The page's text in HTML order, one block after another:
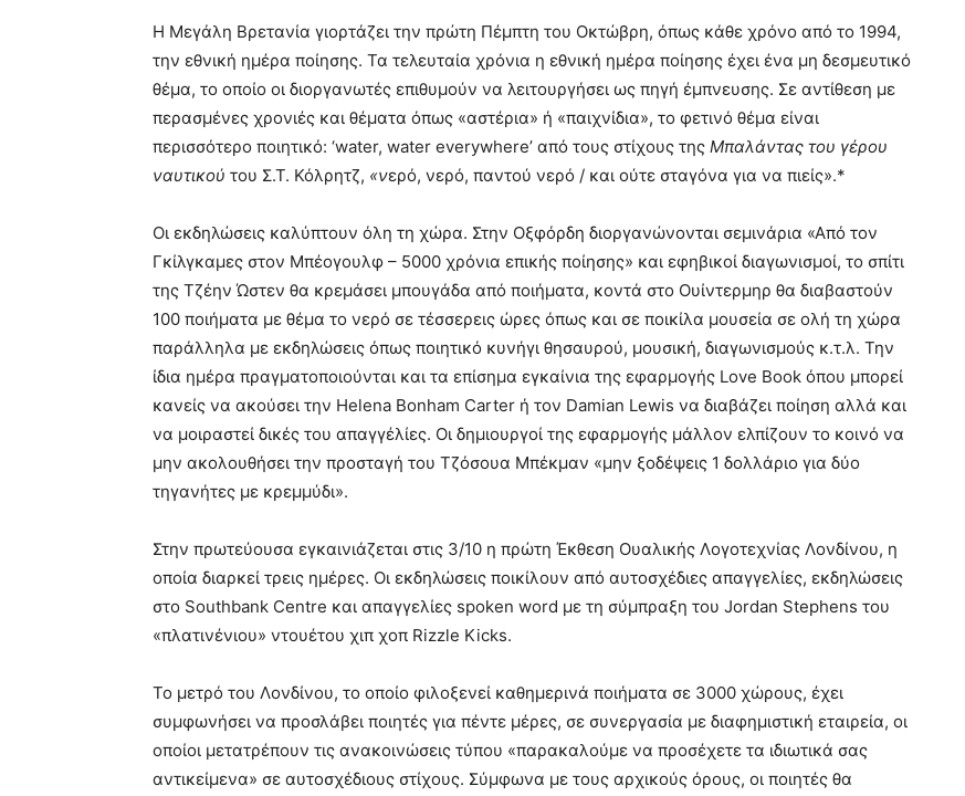
Η Μεγάλη Βρετανία γιορτάζει την πρώτη Πέμπτη του Οκτώβρη, όπως κάθε χρόνο από το 1994,
την εθνική ημέρα ποίησης. Τα τελευταία χρόνια η εθνική ημέρα ποίησης έχει ένα μη δεσμευτικό
θέμα, το οποίο οι διοργανωτές επιθυμούν να λειτουργήσει ως πηγή έμπνευσης. Σε αντίθεση με
περασμένες χρονιές και θέματα όπως «αστέρια» ή «παιχνίδια», το φετινό θέμα είναι
περισσότερο ποιητικό: ‘water, water everywhere’ από τους στίχους της Μπαλάντας του γέρου
ναυτικού του Σ.Τ. Κόλρητζ, «νερό, νερό, παντού νερό / και ούτε σταγόνα για να πιείς».*
Οι εκδηλώσεις καλύπτουν όλη τη χώρα. Στην Οξφόρδη διοργανώνονται σεμινάρια «Από τον
Γκίλγκαμες στον Μπέογουλφ – 5000 χρόνια επικής ποίησης» και εφηβικοί διαγωνισμοί, το σπίτι
της Τζέην Ώστεν θα κρεμάσει μπουγάδα από ποιήματα, κοντά στο Ουίντερμηρ θα διαβαστούν
100 ποιήματα με θέμα το νερό σε τέσσερεις ώρες όπως και σε ποικίλα μουσεία σε ολή τη χώρα
παράλληλα με εκδηλώσεις όπως ποιητικό κυνήγι θησαυρού, μουσική, διαγωνισμούς κ.τ.λ. Την
ίδια ημέρα πραγματοποιούνται και τα επίσημα εγκαίνια της εφαρμογής Love Book όπου μπορεί
κανείς να ακούσει την Helena Bonham Carter ή τον Damian Lewis να διαβάζει ποίηση αλλά και
να μοιραστεί δικές του απαγγέλίες. Οι δημιουργοί της εφαρμογής μάλλον ελπίζουν το κοινό να
μην ακολουθήσει την προσταγή του Τζόσουα Μπέκμαν «μην ξοδέψεις 1 δολλάριο για δύο
τηγανήτες με κρεμμύδι».
Στην πρωτεύουσα εγκαινιάζεται στις 3/10 η πρώτη Έκθεση Ουαλικής Λογοτεχνίας Λονδίνου, η
οποία διαρκεί τρεις ημέρες. Οι εκδηλώσεις ποικίλουν από αυτοσχέδιες απαγγελίες, εκδηλώσεις
στο Southbank Centre και απαγγελίες spoken word με τη σύμπραξη του Jordan Stephens του
«πλατινένιου» ντουέτου χιπ χοπ Rizzle Kicks.
Το μετρό του Λονδίνου, το οποίο φιλοξενεί καθημερινά ποιήματα σε 3000 χώρους, έχει
συμφωνήσει να προσλάβει ποιητές για πέντε μέρες, σε συνεργασία με διαφημιστική εταιρεία, οι
οποίοι μετατρέπουν τις ανακοινώσεις τύπου «παρακαλούμε να προσέχετε τα ιδιωτικά σας
αντικείμενα» σε αυτοσχέδιους στίχους. Σύμφωνα με τους αρχικούς όρους, οι ποιητές θα